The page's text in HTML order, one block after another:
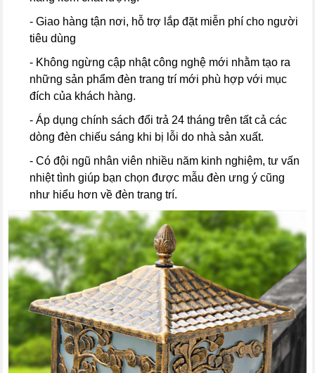
- Giao hàng tận nơi, hỗ trợ lắp đặt miễn phí cho người
tiêu dùng
- Không ngừng cập nhật công nghệ mới nhằm tạo ra
những sản phẩm đèn trang trí mới phù hợp với mục
đích của khách hàng.
- Áp dụng chính sách đổi trả 24 tháng trên tất cả các
dòng đèn chiếu sáng khi bị lỗi do nhà sản xuất.
- Có đội ngũ nhân viên nhiều năm kinh nghiệm, tư vấn
nhiệt tình giúp bạn chọn được mẫu đèn ưng ý cũng
như hiểu hơn về đèn trang trí.